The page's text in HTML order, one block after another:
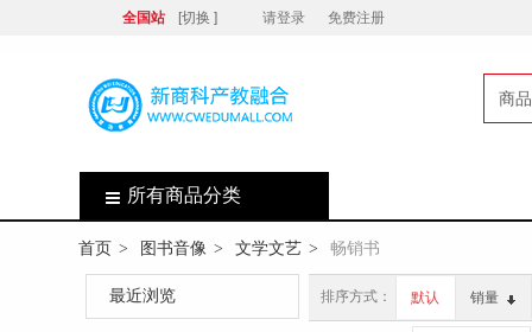
全国站 [切换 ] 请登录 免费注册
商品
所有商品分类
首页 > 图书音像 > 文学文艺 > 畅销书
最近浏览 排序方式： 默认 销量